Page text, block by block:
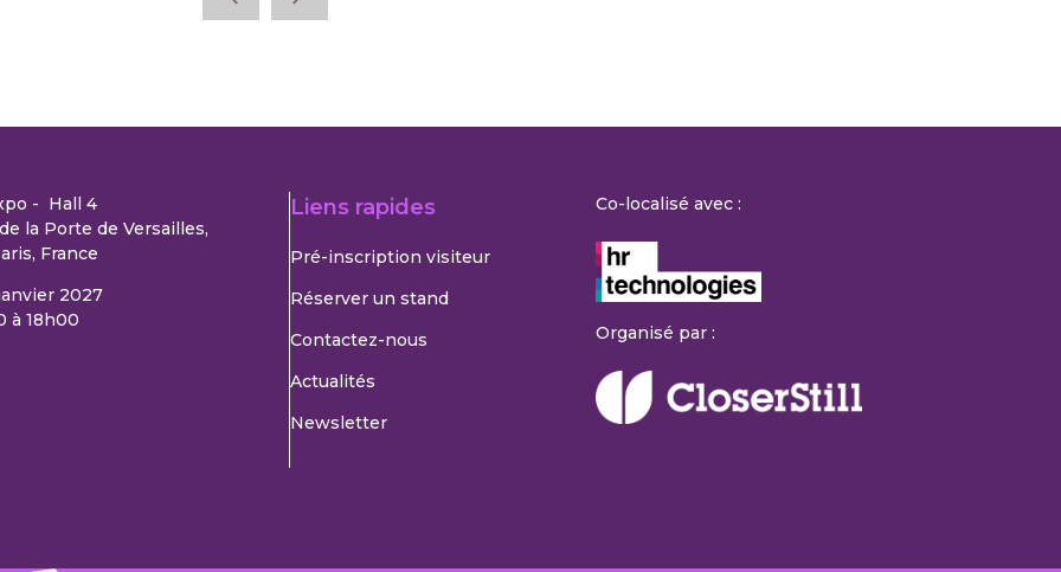
- Hall 4
la Porte de Versailles,
France
2027
à 18h00
Liens rapides
Pré-inscription visiteur
Réserver un stand
Contactez-nous
Actualités
Newsletter
Co-localisé avec :
Organisé par :